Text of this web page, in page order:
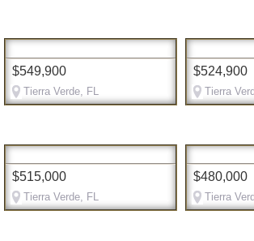
$549,900
Tierra Verde, FL
$524,900
Tierra
$515,000
Tierra Verde, FL
$480,000
Tierra